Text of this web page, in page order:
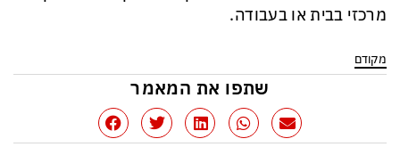
מרכזי בבית או בעבודה.
מקודם
שתפו את המאמר